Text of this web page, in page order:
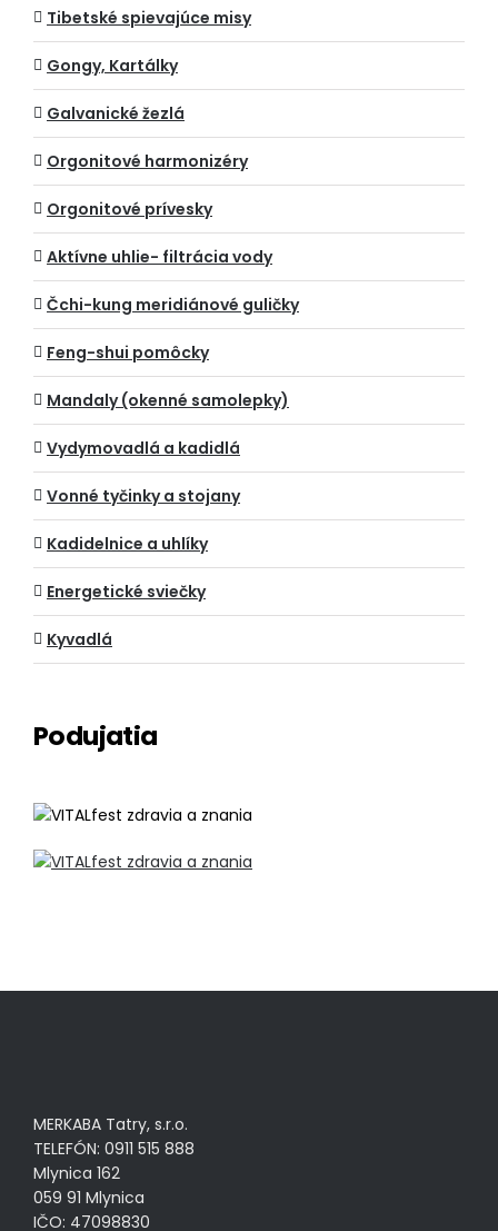
Tibetské spievajúce misy
Gongy, Kartálky
Galvanické žezlá
Orgonitové harmonizéry
Orgonitové prívesky
Aktívne uhlie- filtrácia vody
Čchi-kung meridiánové guličky
Feng-shui pomôcky
Mandaly (okenné samolepky)
Vydymovadlá a kadidlá
Vonné tyčinky a stojany
Kadidelnice a uhlíky
Energetické sviečky
Kyvadlá
Podujatia
MERKABA Tatry, s.r.o.
TELEFÓN: 0911 515 888
Mlynica 162
059 91 Mlynica
IČO: 47098830